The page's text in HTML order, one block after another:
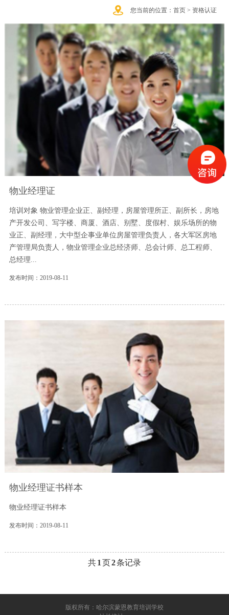
您当前的位置：首页 > 资格认证
物业经理证
培训对象 物业管理企业正、副经理，房屋管理所正、副所长，房地
产开发公司、写字楼、商厦、酒店、别墅、度假村、娱乐场所的物
业正、副经理，大中型企事业单位房屋管理负责人，各大军区房地
产管理局负责人，物业管理企业总经济师、总会计师、总工程师、
总经理...
发布时间：2019-08-11
物业经理证书样本
物业经理证书样本
发布时间：2019-08-11
共1 页2条记录
版权所有：哈尔滨蒙恩教育培训学校